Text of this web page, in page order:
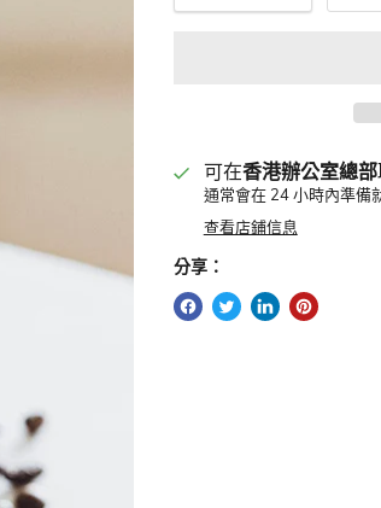
可在香港辦公室總部
通常會在 24 小時內準備
查看店鋪信息
分享：